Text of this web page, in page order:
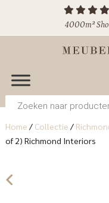
4000m²
Producten
zoeken
Home / Collectie /
of 2) Richmond Interiors